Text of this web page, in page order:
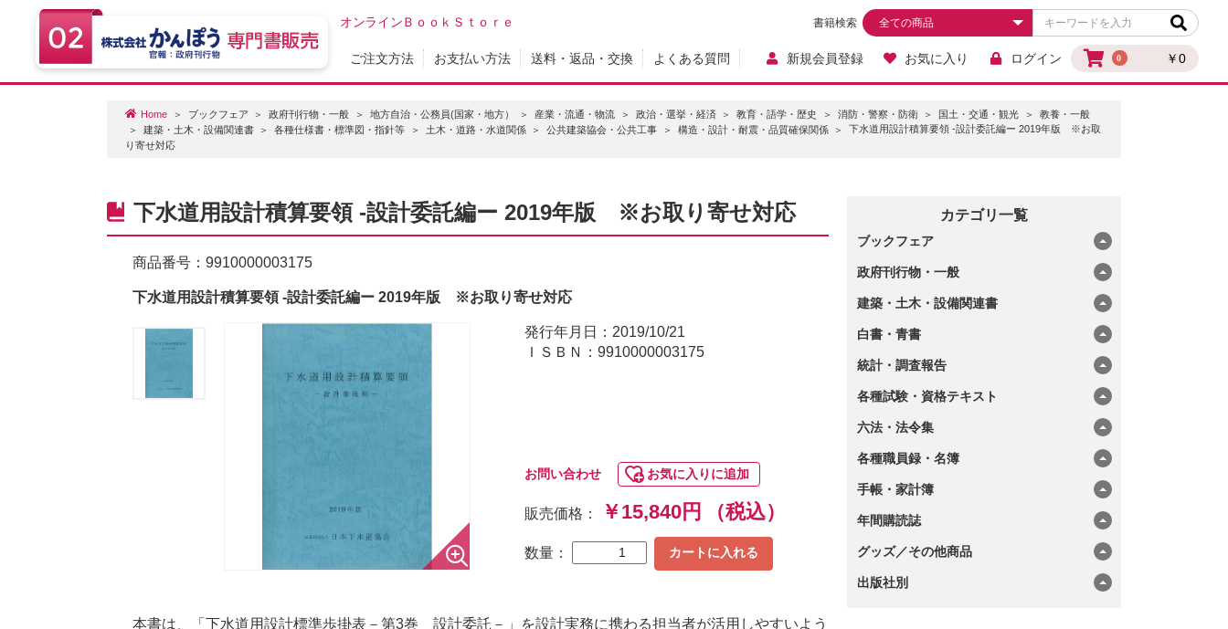
オンラインＢｏｏｋＳｔｏｒｅ
0 ￥0
書籍検索
ご注文方法 お支払い方法 送料・返品・交換 よくある質問 新規会員登録 お気に入り ログイン
Home ブックフェア 政府刊行物・一般 地方自治・公務員(国家・地方） 産業・流通・物流 政治・選挙・経済 教育・語学・歴史 消防・警察・防衛 国土・交通・観光
教養・一般
建築・土木・設備関連書
各種仕様書・標準図・指針等 土木・道路・水道関係 公共建築協会・公共工事 構造・設計・耐震・品質確保関係
下水道用設計積算要領 -設計委託編ー 2019年版 ※お取
り寄せ対応
カテゴリ一覧
ブックフェア
政府刊行物・一般
建築・土木・設備関連書
白書・青書
統計・調査報告
各種試験・資格テキスト
六法・法令集
各種職員録・名簿
手帳・家計簿
年間購読誌
グッズ／その他商品
出版社別
下水道用設計積算要領 -設計委託編ー 2019年版 ※お取り寄せ対応
商品番号： 9910000003175
下水道用設計積算要領 -設計委託編ー 2019年版 ※お取り寄せ対応
発行年月日：2019/10/21
ＩＳＢＮ：9910000003175
お問い合わせ お気に入りに追加
販売価格： ￥15,840円 （税込）
数量： カートに入れる
本書は、「下水道用設計標準歩掛表－第3巻 設計委託－」を設計実務に携わる担当者が活用しやすいよう